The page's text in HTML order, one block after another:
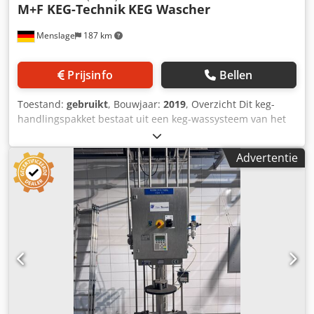
Menslage 187 km
M+F KEG-Technik KEG Wascher
Prijsinfo Bellen
Toestand: gebruikt, Bouwjaar: 2019, Overzicht Dit keg-
handlingspakket bestaat uit een keg-wassysteem van het
type M+F Keg Technik Monomat + RMT, een keg-
afvulinstallatie en een groot aantal roestvrijstalen kegs in
verschillende maten, aangevuld met tapkranen. Het
systeem is geschikt voor kleine tot middelgrote
brouwerijen en maakt het mogelijk om kegs te reinigen en
te vullen voor de bierdistributie. De wasinstallatie is
gebouwd in 2019 en biedt een compacte en efficiënte
oplossing voor kegverwerking. Technische gegevens -
Fabrikant keg-wasinstallatie: M+F Keg Technik - Model keg-
wasinstallatie: Monomat + RMT - Bouwjaar: 2019 -
Capaciteit: ca. 12 vaten/uur - Vatvuller: inbegrepen
(fabrikant onbekend) - Installatietype: Halfautomatische
vatwas- en afvulinstallatie Uitrusting Dkedpjy D Ertefx
Advertentie